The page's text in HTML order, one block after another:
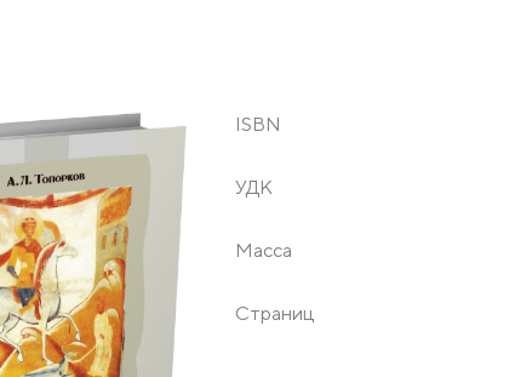
ISBN
УДК
Масса
Страниц